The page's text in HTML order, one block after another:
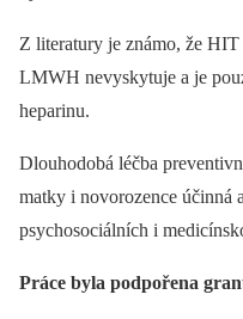
Z literatury je známo, že
LMWH nevyskytuje a je
heparinu.
Dlouhodobá léčba
matky i novorozence účinná
psychosociálních i
Práce byla podpořena